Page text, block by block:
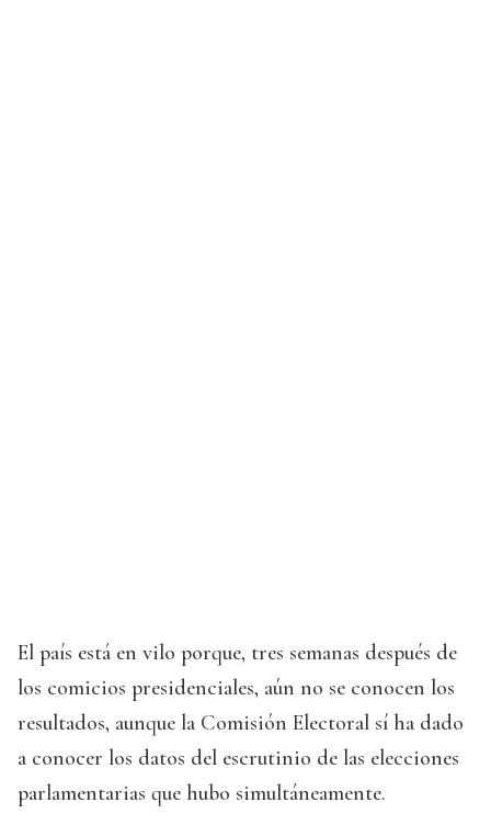
El país está en vilo porque, tres semanas después de
los comicios presidenciales, aún no se conocen los
resultados, aunque la Comisión Electoral sí ha dado
a conocer los datos del escrutinio de las elecciones
parlamentarias que hubo simultáneamente.